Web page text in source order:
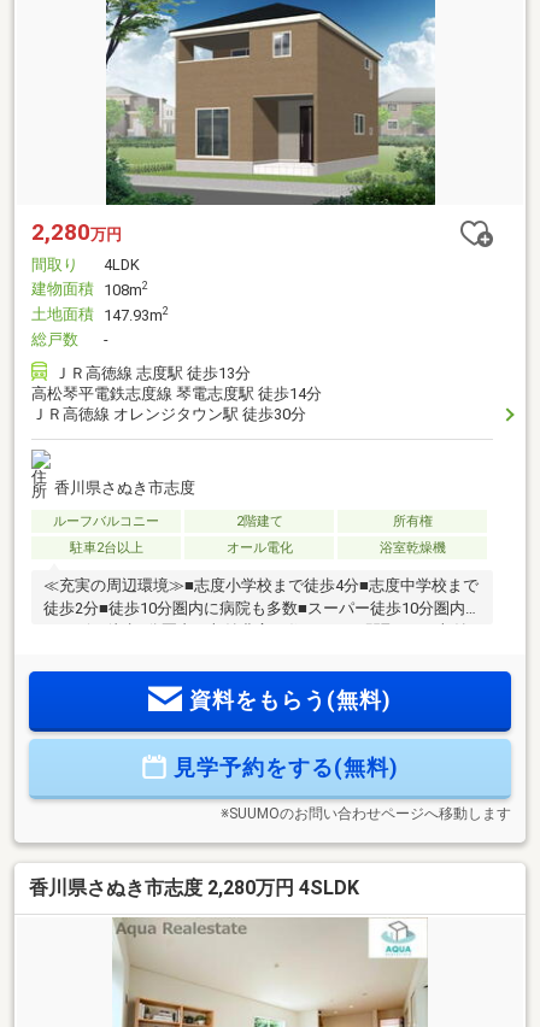
2,280万円
間取り
4LDK
建物面積 108m2
土地面積 147.93m2
総戸数
-
ＪＲ高徳線 志度駅 徒歩13分
高松琴平電鉄志度線 琴電志度駅 徒歩14分
ＪＲ高徳線 オレンジタウン駅 徒歩30分
香川県さぬき市志度
ルーフバルコニー 2階建て
所有権
駐車2台以上
オール電化 浴室乾燥機
≪充実の周辺環境≫■志度小学校まで徒歩4分■志度中学校まで
徒歩2分■徒歩10分圏内に病院も多数■スーパー徒歩10分圏内■
雨でも安心のインナーバルコニー≪安心の住宅性能≫■高断熱
×耐震等級3×低価格の新築住宅!■住宅性能表示制度7項目で最
資料をもらう(無料)
見学予約をする(無料)
※SUUMOのお問い合わせページへ移動します
香川県さぬき市志度 2,280万円 4SLDK